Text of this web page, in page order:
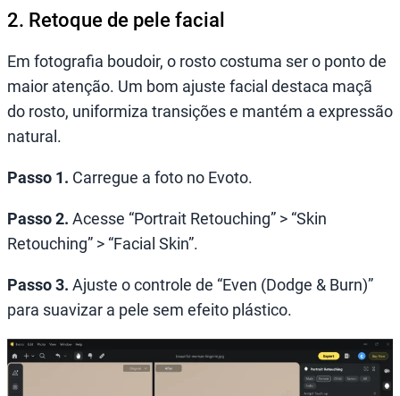
2. Retoque de pele facial
Em fotografia boudoir, o rosto costuma ser o ponto de
maior atenção. Um bom ajuste facial destaca maçã
do rosto, uniformiza transições e mantém a expressão
natural.
Passo 1. Carregue a foto no Evoto.
Passo 2. Acesse “Portrait Retouching” > “Skin
Retouching” > “Facial Skin”.
Passo 3. Ajuste o controle de “Even (Dodge & Burn)”
para suavizar a pele sem efeito plástico.